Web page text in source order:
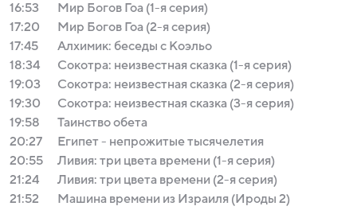
16:53
Мир Богов Гоа (1-я серия)
17:20
Мир Богов Гоа (2-я серия)
17:45
Алхимик: беседы с Коэльо
18:34
Сокотра: неизвестная сказка (1-я серия)
19:03
Сокотра: неизвестная сказка (2-я серия)
19:30
Сокотра: неизвестная сказка (3-я серия)
19:58
Таинство обета
20:27
Египет - непрожитые тысячелетия
20:55
Ливия: три цвета времени (1-я серия)
21:24
Ливия: три цвета времени (2-я серия)
21:52
Машина времени из Израиля (Ироды 2)